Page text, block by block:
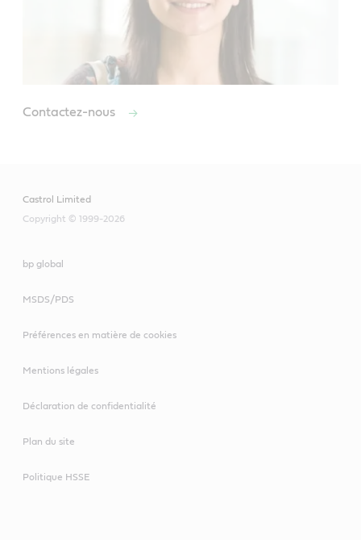
Contactez-nous
Castrol Limited
Copyright © 1999-2026
bp global
MSDS/PDS
Préférences en matière de cookies
Mentions légales
Déclaration de confidentialité
Plan du site
Politique HSSE